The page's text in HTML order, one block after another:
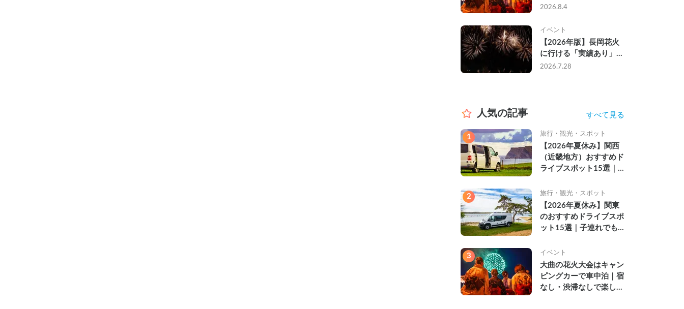
なし・渋滞なしで楽しむ
2026.8.4
イベント
【2026年版】長岡花火
に行ける「実績あり」の
キャンピングカー3選｜
2026.7.28
人気の記事 すべて見る
1 旅行・観光・スポット
【2026年夏休み】関西
（近畿地方）おすすめド
ライブスポット15選｜
名所を紹介
2 旅行・観光・スポット
【2026年夏休み】関東
のおすすめドライブスポ
ット15選｜子連れでも
ルメ・温泉を徹底解説
3 イベント
大曲の花火大会はキャン
ピングカーで車中泊｜宿
なし・渋滞なしで楽しむ